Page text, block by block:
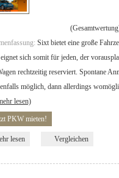
Sixt bietet eine große
sich somit für jeden, der
rechtzeitig reserviert. Spontane
möglich, dann allerdings
lesen)
PKW mieten!
lesen Vergleichen